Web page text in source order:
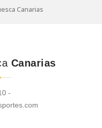
Canarias
Canarias
-